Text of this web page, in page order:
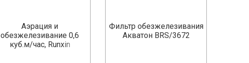
Аэрация и
обезжелезивание 0,6
куб.м/час, Runxin
Фильтр обезжелезивания
Акватон BRS/3672